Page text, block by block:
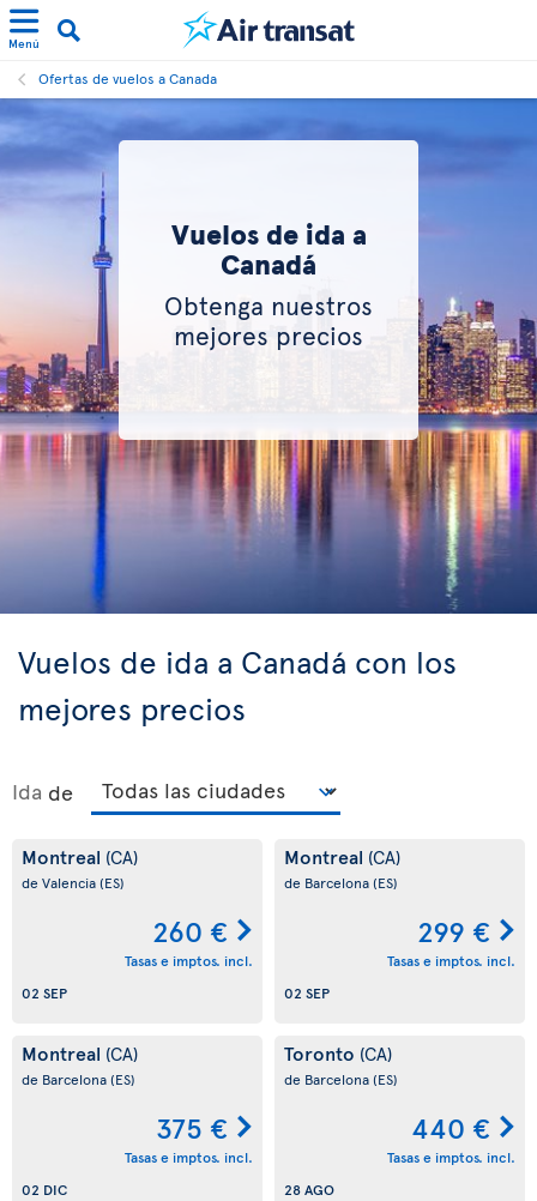
Menú
Ofertas de vuelos a Canada
Vuelos de ida a
Canadá
Obtenga nuestros
mejores precios
Vuelos de ida a Canadá con los
mejores precios
Ida de
Montreal (CA)
de Valencia(ES)
260 €
Tasas e imptos. incl.
02 SEP
Montreal (CA)
de Barcelona(ES)
299 €
Tasas e imptos. incl.
02 SEP
Montreal (CA)
de Barcelona(ES)
375 €
Tasas e imptos. incl.
02 DIC
Toronto (CA)
de Barcelona(ES)
440 €
Tasas e imptos. incl.
28 AGO